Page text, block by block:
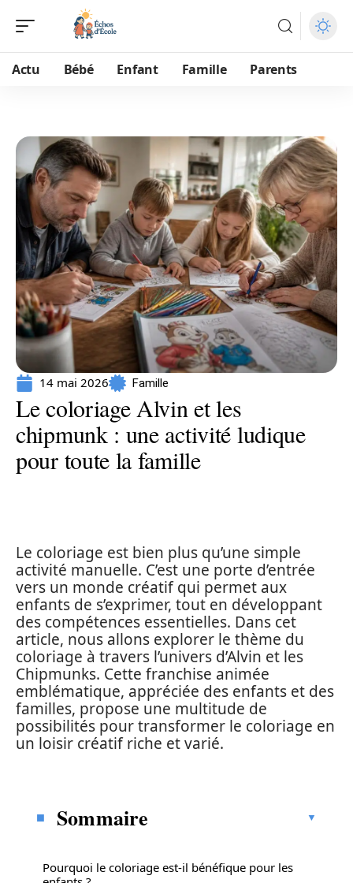
Actu Bébé Enfant Famille Parents
14 mai 2026 Famille
Le coloriage Alvin et les
chipmunk : une activité ludique
pour toute la famille
Le coloriage est bien plus qu’une simple
activité manuelle. C’est une porte d’entrée
vers un monde créatif qui permet aux
enfants de s’exprimer, tout en développant
des compétences essentielles. Dans cet
article, nous allons explorer le thème du
coloriage à travers l’univers d’Alvin et les
Chipmunks. Cette franchise animée
emblématique, appréciée des enfants et des
familles, propose une multitude de
possibilités pour transformer le coloriage en
un loisir créatif riche et varié.
Sommaire
Pourquoi le coloriage est-il bénéfique pour les